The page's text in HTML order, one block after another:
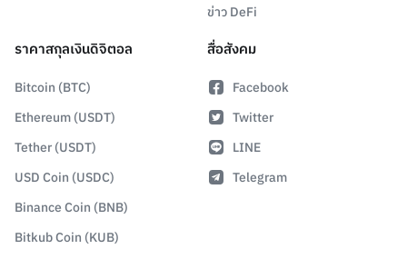
ข่าว DeFi
ราคาสกุลเงินดิจิตอล
Bitcoin (BTC)
Ethereum (USDT)
Tether (USDT)
USD Coin (USDC)
Binance Coin (BNB)
Bitkub Coin (KUB)
สื่อสังคม
Facebook
Twitter
LINE
Telegram